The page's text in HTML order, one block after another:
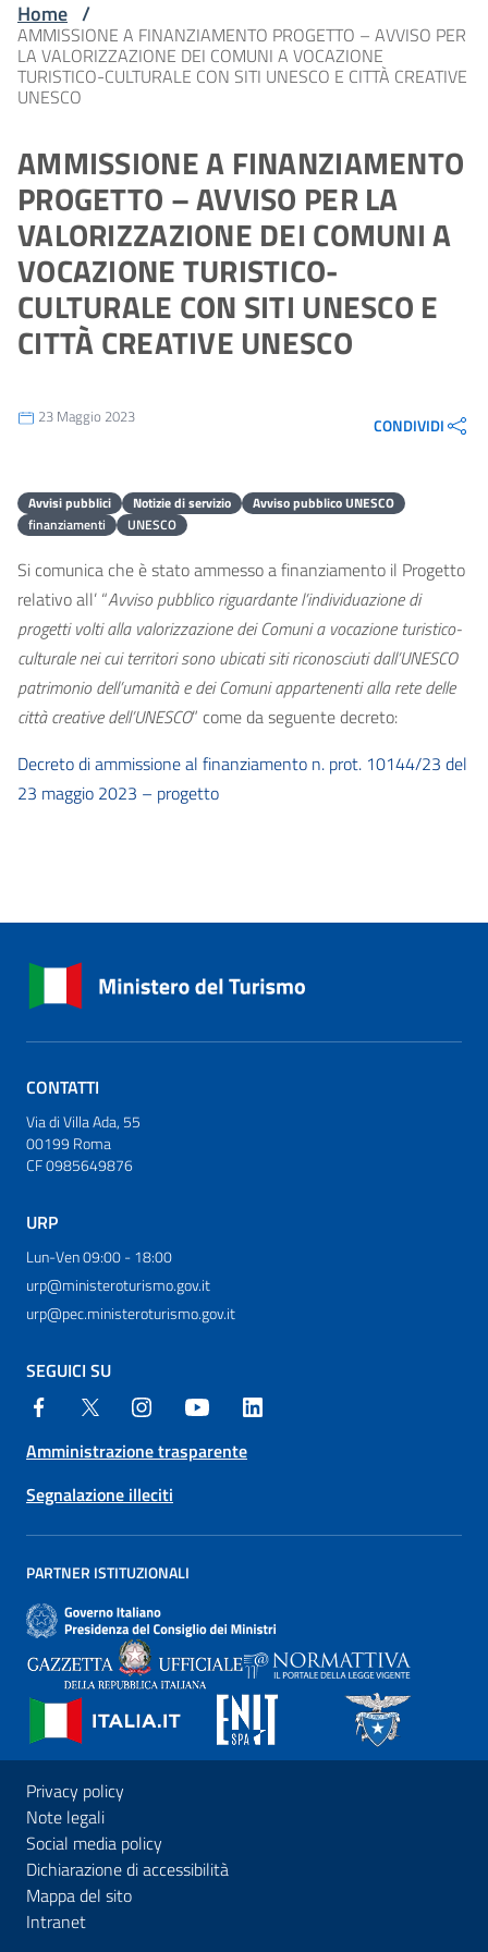
Home /
AMMISSIONE A FINANZIAMENTO PROGETTO – AVVISO PER
LA VALORIZZAZIONE DEI COMUNI A VOCAZIONE
TURISTICO-CULTURALE CON SITI UNESCO E CITTÀ CREATIVE
UNESCO
AMMISSIONE A FINANZIAMENTO
PROGETTO – AVVISO PER LA
VALORIZZAZIONE DEI COMUNI A
VOCAZIONE TURISTICO-
CULTURALE CON SITI UNESCO E
CITTÀ CREATIVE UNESCO
23 Maggio 2023 CONDIVIDI
Avvisi pubblici Notizie di servizio
Avviso pubblico UNESCO
finanziamenti
UNESCO
Si comunica che è stato ammesso a finanziamento il Progetto
relativo all’ “Avviso pubblico riguardante l’individuazione di
progetti volti alla valorizzazione dei Comuni a vocazione turistico-
culturale nei cui territori sono ubicati siti riconosciuti dall’UNESCO
patrimonio dell’umanità e dei Comuni appartenenti alla rete delle
città creative dell’UNESCO” come da seguente decreto:
Decreto di ammissione al finanziamento n. prot. 10144/23 del
23 maggio 2023 – progetto
CONTATTI
Via di Villa Ada, 55
00199 Roma
CF 0985649876
URP
Lun-Ven 09:00 - 18:00
urp@ministeroturismo.gov.it
urp@pec.ministeroturismo.gov.it
SEGUICI SU
Amministrazione trasparente
Segnalazione illeciti
PARTNER ISTITUZIONALI
Privacy policy
Note legali
Social media policy
Dichiarazione di accessibilità
Mappa del sito
Intranet